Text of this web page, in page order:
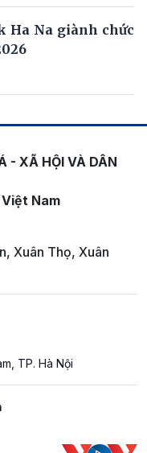
Ha Na giành chức
- XÃ HỘI VÀ DÂN
Nam
Xuân Thọ, Xuân
TP. Hà Nội